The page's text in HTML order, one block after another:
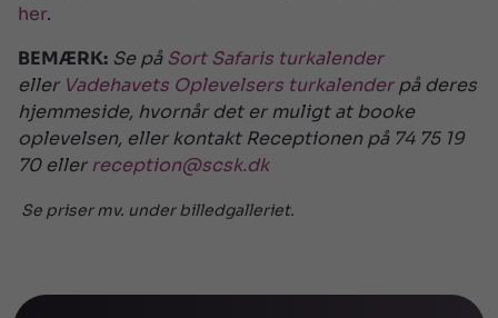
her.
BEMÆRK: Se påSort Safaris turkalender
eller Vadehavets Oplevelsers turkalenderpå deres
hjemmeside, hvornår det er muligt at booke
oplevelsen, eller kontakt Receptionen på 74 75 19
70 ellerreception@scsk.dk
Se priser mv. under billedgalleriet.